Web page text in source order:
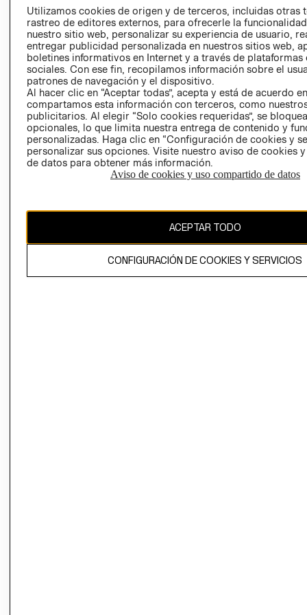
PRENSA
RELACIÓN CON
INVERSIONISTAS
POLÍTICA
EMPRESARIAL
- RETIRO EN
TIENDA
TÉRMINOS Y
CONDICIONES
AVISO DE
PRIVACIDAD
GIFT CARD
AVISO DE
COOKIES
CAMBIAR REGIÓN
Utilizamos cookies de origen y de terceros, incluidas otras
rastreo de editores externos, para ofrecerle la
nuestro sitio web, personalizar su experiencia de usuario,
entregar publicidad personalizada en nuestros sitios web,
boletines informativos en Internet y a través de plataformas
sociales. Con ese fin, recopilamos información sobre el
patrones de navegación y el dispositivo.
Al hacer clic en “Aceptar todas”, acepta y está de acuerdo
compartamos esta información con terceros, como
publicitarios. Al elegir “Solo cookies requeridas”, se
opcionales, lo que limita nuestra entrega de contenido y
personalizadas. Haga clic en “Configuración de cookies y
personalizar sus opciones. Visite nuestro aviso de cookies
de datos para obtener más información.
Aviso de cookies y uso compartido de datos
ACEPTAR TODO
CONFIGURACIÓN DE COOKIES Y SERVICIOS